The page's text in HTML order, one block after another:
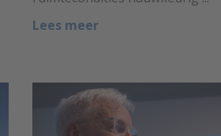
Lees meer